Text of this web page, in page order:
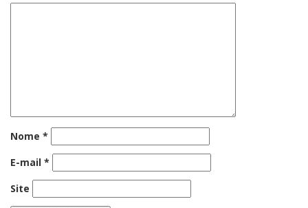
Nome *
E-mail *
Site